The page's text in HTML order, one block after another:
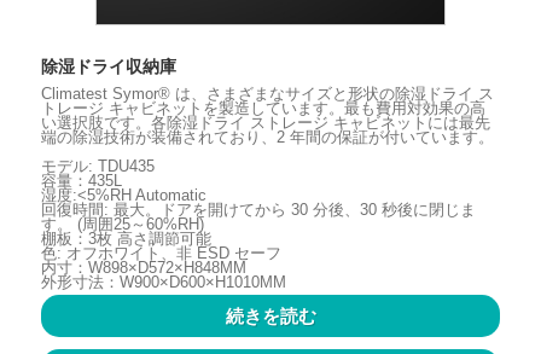
除湿ドライ収納庫
Climatest Symor® は、さまざまなサイズと形状の除湿ドライ ス
トレージ キャビネットを製造しています。最も費用対効果の高
い選択肢です。各除湿ドライ ストレージ キャビネットには最先
端の除湿技術が装備されており、2 年間の保証が付いています。
モデル: TDU435
容量：435L
湿度:<5%RH Automatic
回復時間: 最大。ドアを開けてから 30 分後、30 秒後に閉じま
す。 (周囲25～60%RH)
棚板：3枚 高さ調節可能
色: オフホワイト、非 ESD セーフ
内寸：W898×D572×H848MM
外形寸法：W900×D600×H1010MM
続きを読む